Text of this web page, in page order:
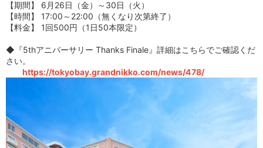
【期間】 6月26日（金）～30日（火）
【時間】 17:00～22:00（無くなり次第終了）
【料金】 1回500円（1日50本限定）
◆『5thアニバーサリー Thanks Finale』詳細はこちらでご確認くだ
さい。
https://tokyobay.grandnikko.com/news/478/